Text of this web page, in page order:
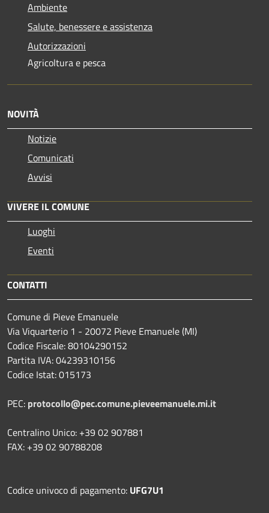
Ambiente
Salute, benessere e assistenza
Autorizzazioni
Agricoltura e pesca
NOVITÀ
Notizie
Comunicati
Avvisi
VIVERE IL COMUNE
Luoghi
Eventi
CONTATTI
Comune di Pieve Emanuele
Via Viquarterio 1 - 20072 Pieve Emanuele (MI)
Codice Fiscale: 80104290152
Partita IVA: 04239310156
Codice Istat: 015173
PEC: protocollo@pec.comune.pieveemanuele.mi.it
Centralino Unico: +39 02 907881
FAX: +39 02 90788208
Codice univoco di pagamento: UFG7U1